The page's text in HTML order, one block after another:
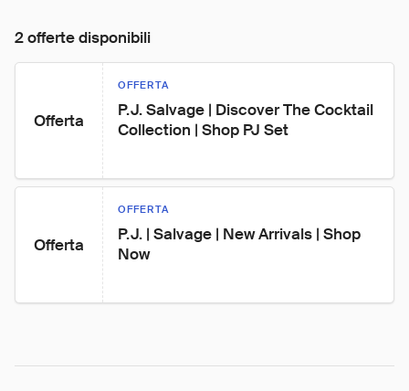
2 offerte disponibili
Offerta
OFFERTA
P.J. Salvage | Discover The Cocktail
Collection | Shop PJ Set
Offerta
OFFERTA
P.J. | Salvage | New Arrivals | Shop
Now